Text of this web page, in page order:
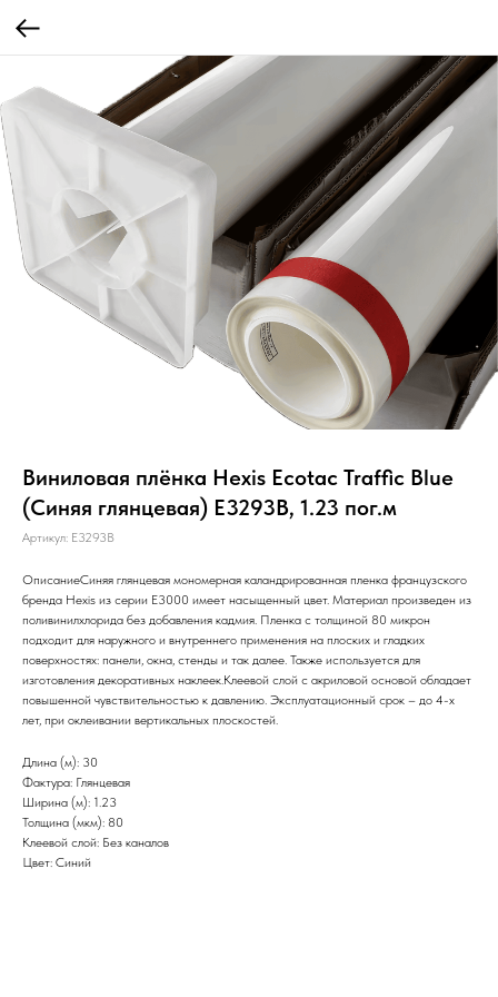
Виниловая плёнка Hexis Ecotac Traffic Blue
(Синяя глянцевая) E3293B, 1.23 пог.м
Артикул: E3293B
ОписаниеСиняя глянцевая мономерная каландрированная пленка французского
бренда Hexis из серии Е3000 имеет насыщенный цвет. Материал произведен из
поливинилхлорида без добавления кадмия. Пленка с толщиной 80 микрон
подходит для наружного и внутреннего применения на плоских и гладких
поверхностях: панели, окна, стенды и так далее. Также используется для
изготовления декоративных наклеек.Клеевой слой с акриловой основой обладает
повышенной чувствительностью к давлению. Эксплуатационный срок – до 4-х
лет, при оклеивании вертикальных плоскостей.
Длина (м): 30
Фактура: Глянцевая
Ширина (м): 1.23
Толщина (мкм): 80
Клеевой слой: Без каналов
Цвет: Синий